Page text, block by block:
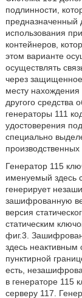
подлинности,
предназначенный
использования
контейнеров,
этом варианте
осуществлять
через
месту
другого средства
генераторы 111
удостоверения
специально
производственных
Генератор 115
именуемый здесь
генерирует
зашифрованную
версия
статическим
фиг.3.
здесь неактивным
пунктирной
есть,
в генераторе 115
серверу 117.